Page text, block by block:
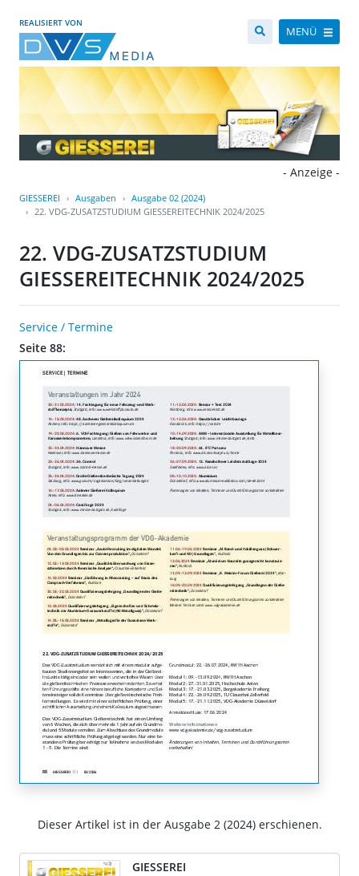
REALISIERT VON
MENÜ
- Anzeige -
GIESSEREI Ausgaben
Ausgabe 02 (2024)
22. VDG-ZUSATZSTUDIUM GIESSEREITECHNIK 2024/2025
22. VDG-ZUSATZSTUDIUM
GIESSEREITECHNIK 2024/2025
Service / Termine
Seite 88:
Dieser Artikel ist in der Ausgabe 2 (2024) erschienen.
GIESSEREI